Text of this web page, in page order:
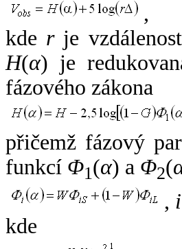
,
kde rje
H(α) je
fázového zákona
přičemž fázový
funkcí Φ1(α) a Φ2(
, i
kde